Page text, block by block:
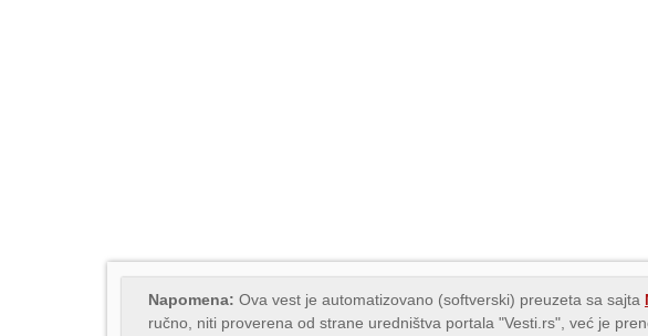
Napomena: Ova vest je automatizovano (softverski) preuzeta sa sajta
ručno, niti proverena od strane uredništva portala "Vesti.rs", već je